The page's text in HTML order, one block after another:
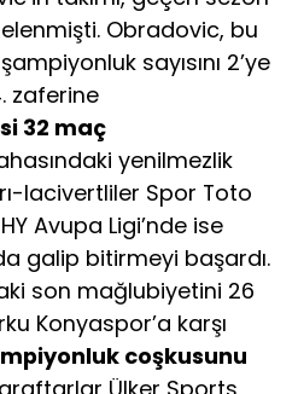
Obradovic, bu
sayısını 2’ye
zaferine
32 maç
yenilmezlik
lacivertliler Spor Toto
Avupa Ligi’nde ise
galip bitirmeyi başardı.
son mağlubiyetini 26
Konyaspor’a karşı
coşkusunu